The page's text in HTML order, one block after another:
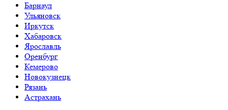
Барнаул
Ульяновск
Иркутск
Хабаровск
Ярославль
Оренбург
Кемерово
Новокузнецк
Рязань
Астрахань